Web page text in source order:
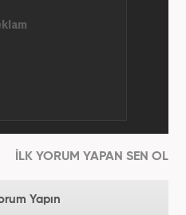
İLK YORUM YAPAN SEN OL
Yapın